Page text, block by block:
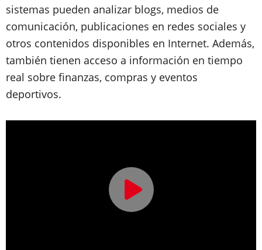
sistemas pueden analizar blogs, medios de
comunicación, publicaciones en redes sociales y
otros contenidos disponibles en Internet. Además,
también tienen acceso a información en tiempo
real sobre finanzas, compras y eventos
deportivos.